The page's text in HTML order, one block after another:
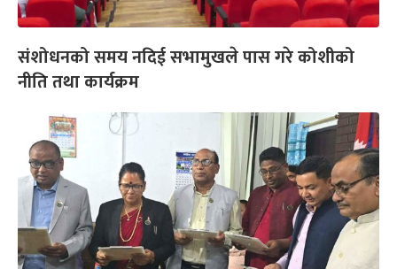
संशोधनको समय नदिई सभामुखले पास गरे कोशीको
नीति तथा कार्यक्रम